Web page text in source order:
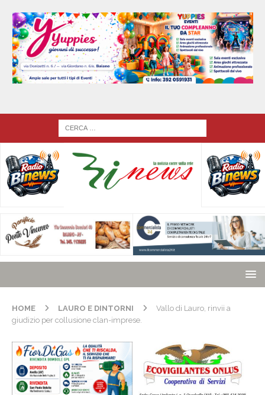
HOME LAURO E DINTORNI
Vallo di Lauro, rinvii a
giudizio per collusione clan-imprese.